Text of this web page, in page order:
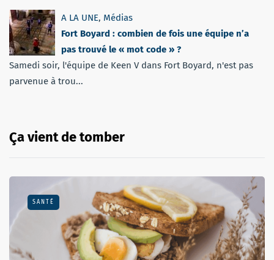
A LA UNE, Médias
Fort Boyard : combien de fois une équipe n’a
pas trouvé le « mot code » ?
Samedi soir, l'équipe de Keen V dans Fort Boyard, n'est pas
parvenue à trou...
Ça vient de tomber
SANTÉ